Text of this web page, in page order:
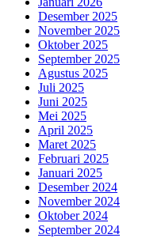
Desember 2025
November 2025
Oktober 2025
September 2025
Agustus 2025
Juli 2025
Juni 2025
Mei 2025
April 2025
Maret 2025
Februari 2025
Januari 2025
Desember 2024
November 2024
Oktober 2024
September 2024